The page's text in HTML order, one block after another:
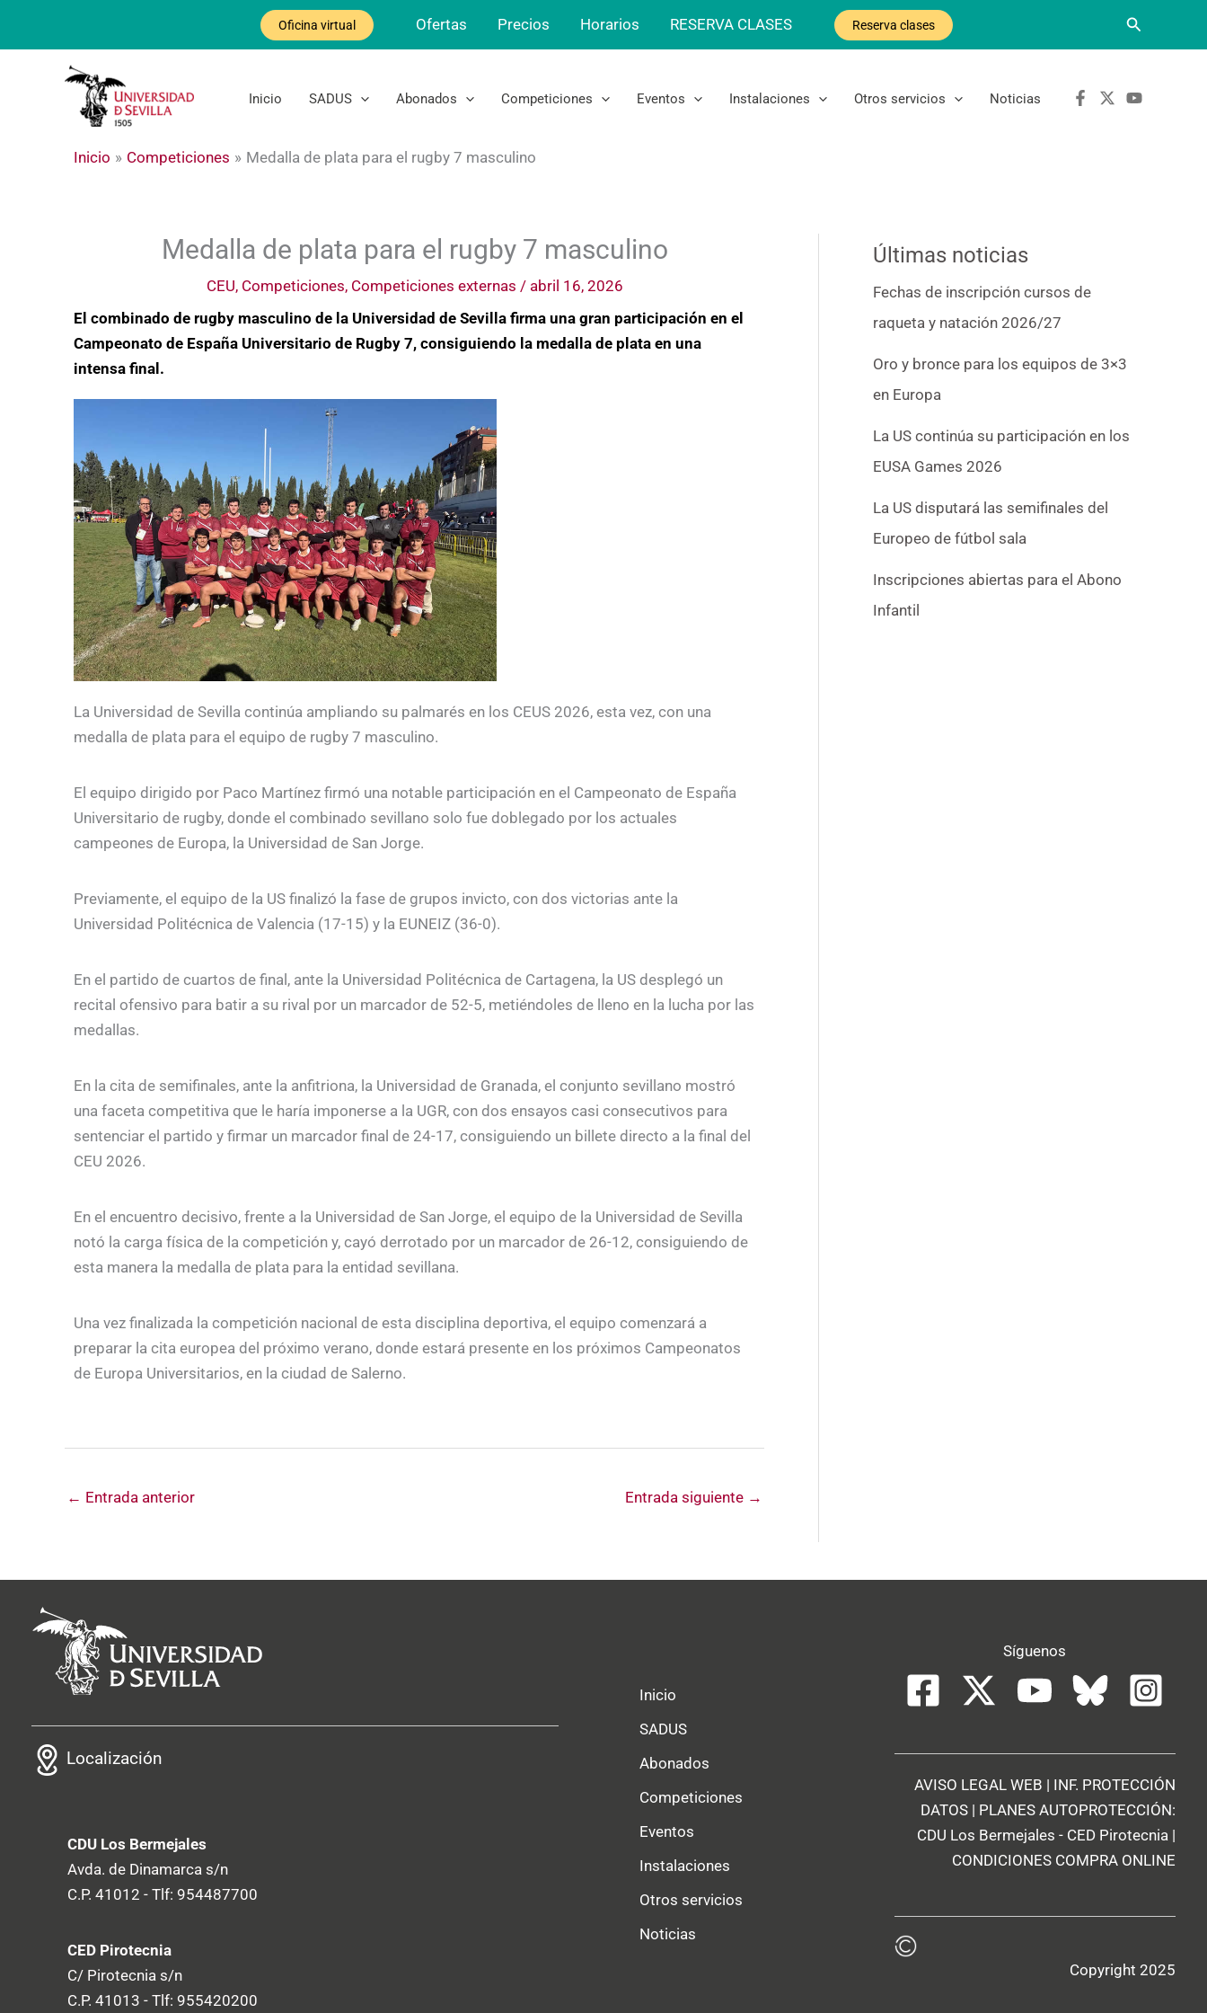
Oficina virtual Ofertas Precios Horarios RESERVA CLASES Reserva clases Buscar
Inicio SADUS Abonados Competiciones Eventos Instalaciones Otros servicios Noticias
Inicio Competiciones Medalla de plata para el rugby 7 masculino
Medalla de plata para el rugby 7 masculino
CEU, Competiciones, Competiciones externas / abril 16, 2026
El combinado de rugby masculino de la Universidad de Sevilla firma una gran participación en el
Campeonato de España Universitario de Rugby 7, consiguiendo la medalla de plata en una
intensa final.
La Universidad de Sevilla continúa ampliando su palmarés en los CEUS 2026, esta vez, con una
medalla de plata para el equipo de rugby 7 masculino.
El equipo dirigido por Paco Martínez firmó una notable participación en el Campeonato de España
Universitario de rugby, donde el combinado sevillano solo fue doblegado por los actuales
campeones de Europa, la Universidad de San Jorge.
Previamente, el equipo de la US finalizó la fase de grupos invicto, con dos victorias ante la
Universidad Politécnica de Valencia (17-15) y la EUNEIZ (36-0).
En el partido de cuartos de final, ante la Universidad Politécnica de Cartagena, la US desplegó un
recital ofensivo para batir a su rival por un marcador de 52-5, metiéndoles de lleno en la lucha por las
medallas.
En la cita de semifinales, ante la anfitriona, la Universidad de Granada, el conjunto sevillano mostró
una faceta competitiva que le haría imponerse a la UGR, con dos ensayos casi consecutivos para
sentenciar el partido y firmar un marcador final de 24-17, consiguiendo un billete directo a la final del
CEU 2026.
En el encuentro decisivo, frente a la Universidad de San Jorge, el equipo de la Universidad de Sevilla
notó la carga física de la competición y, cayó derrotado por un marcador de 26-12, consiguiendo de
esta manera la medalla de plata para la entidad sevillana.
Una vez finalizada la competición nacional de esta disciplina deportiva, el equipo comenzará a
preparar la cita europea del próximo verano, donde estará presente en los próximos Campeonatos
de Europa Universitarios, en la ciudad de Salerno.
← Entrada anterior Entrada siguiente →
Últimas noticias
Fechas de inscripción cursos de
raqueta y natación 2026/27
Oro y bronce para los equipos de 3×3
en Europa
La US continúa su participación en los
EUSA Games 2026
La US disputará las semifinales del
Europeo de fútbol sala
Inscripciones abiertas para el Abono
Infantil
Localización
CDU Los Bermejales
Avda. de Dinamarca s/n
C.P. 41012 - Tlf: 954487700
CED Pirotecnia
C/ Pirotecnia s/n
C.P. 41013 - Tlf: 955420200
Inicio
SADUS
Abonados
Competiciones
Eventos
Instalaciones
Otros servicios
Noticias
Síguenos
AVISO LEGAL WEB | INF. PROTECCIÓN
DATOS | PLANES AUTOPROTECCIÓN:
CDU Los Bermejales - CED Pirotecnia |
CONDICIONES COMPRA ONLINE
Copyright 2025